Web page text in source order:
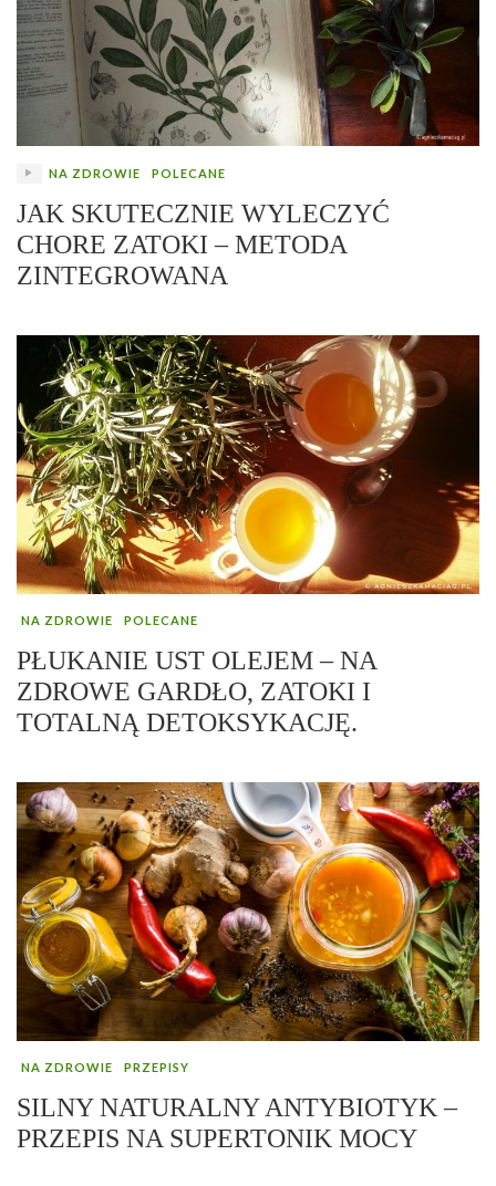
NA ZDROWIE POLECANE
JAK SKUTECZNIE WYLECZYĆ
CHORE ZATOKI – METODA
ZINTEGROWANA
NA ZDROWIE POLECANE
PŁUKANIE UST OLEJEM – NA
ZDROWE GARDŁO, ZATOKI I
TOTALNĄ DETOKSYKACJĘ.
NA ZDROWIE PRZEPISY
SILNY NATURALNY ANTYBIOTYK –
PRZEPIS NA SUPERTONIK MOCY